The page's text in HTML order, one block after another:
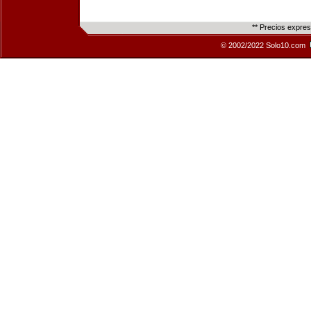
** Precios
© 2002/2022 Solo10.com